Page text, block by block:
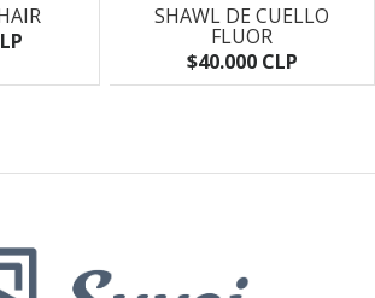
SHAWL DE CUELLO
FLUOR
$40.000 CLP